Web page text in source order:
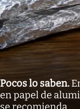
Pocos lo saben.
en papel de
se recomienda